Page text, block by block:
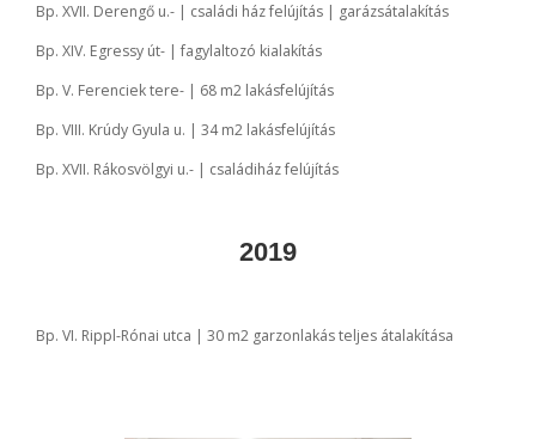
Bp. XVII. Derengő u.- | családi ház felújítás | garázsátalakítás
Bp. XIV. Egressy út- | fagylaltozó kialakítás
Bp. V. Ferenciek tere- | 68 m2 lakásfelújítás
Bp. VIII. Krúdy Gyula u. | 34 m2 lakásfelújítás
Bp. XVII. Rákosvölgyi u.- | családiház felújítás
2019
Bp. VI. Rippl-Rónai utca | 30 m2 garzonlakás teljes átalakítása